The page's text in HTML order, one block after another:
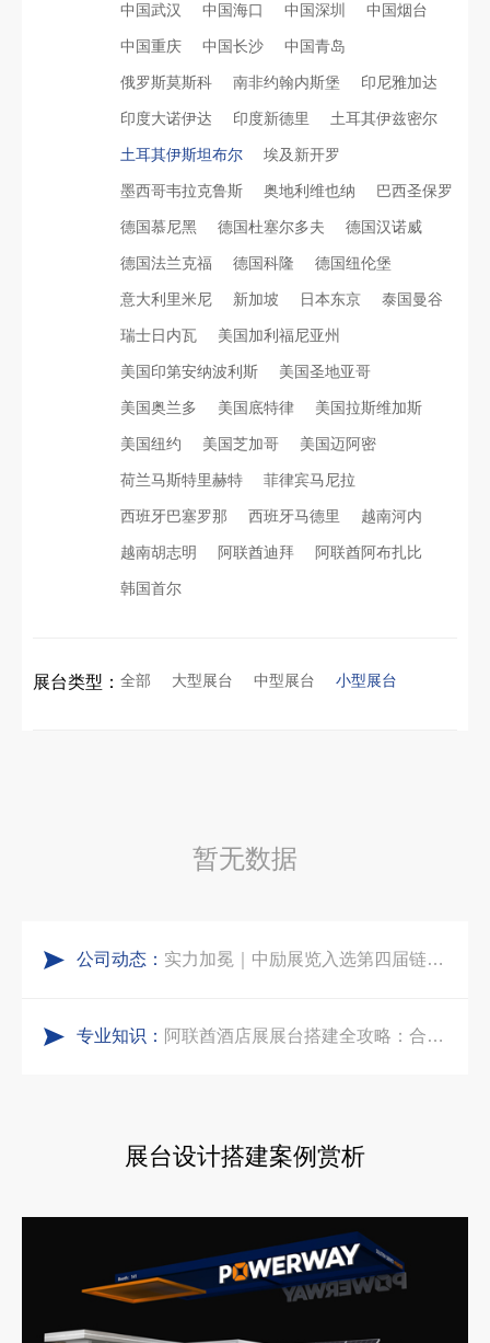
中国武汉 中国海口 中国深圳 中国烟台
中国重庆 中国长沙 中国青岛
俄罗斯莫斯科 南非约翰内斯堡 印尼雅加达
印度大诺伊达 印度新德里 土耳其伊兹密尔
土耳其伊斯坦布尔 埃及新开罗
墨西哥韦拉克鲁斯 奥地利维也纳 巴西圣保罗
德国慕尼黑 德国杜塞尔多夫 德国汉诺威
德国法兰克福 德国科隆 德国纽伦堡
意大利里米尼 新加坡 日本东京 泰国曼谷
瑞士日内瓦 美国加利福尼亚州
美国印第安纳波利斯 美国圣地亚哥
美国奥兰多 美国底特律 美国拉斯维加斯
美国纽约 美国芝加哥 美国迈阿密
荷兰马斯特里赫特 菲律宾马尼拉
西班牙巴塞罗那 西班牙马德里 越南河内
越南胡志明 阿联酋迪拜 阿联酋阿布扎比
韩国首尔
展台类型： 全部 大型展台 中型展台 小型展台
暂无数据
公司动态： 实力加冕｜中励展览入选第四届链博会推荐搭建施工服务商名录
再获殊荣！中励展览荣获世界制药原料中国展可持续金奖
专业知识：
中东建材展特装展台验收确认区通关指南：避开这5个坑，省下20万
阿联酋酒店展展台搭建全攻略：合规落地、吸客转化、避坑实操指南
展台设计搭建案例赏析